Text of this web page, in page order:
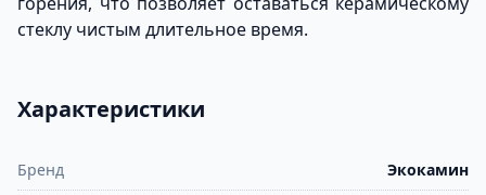
стеклу чистым длительное время.
Характеристики
Бренд Экокамин